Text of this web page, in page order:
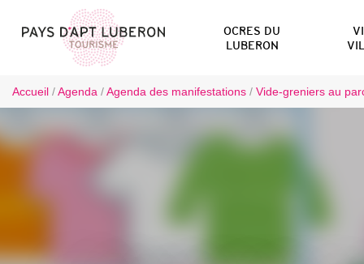
OCRES DU
LUBERON
Accueil /Agenda /Agenda des manifestations / Vide-greniers au